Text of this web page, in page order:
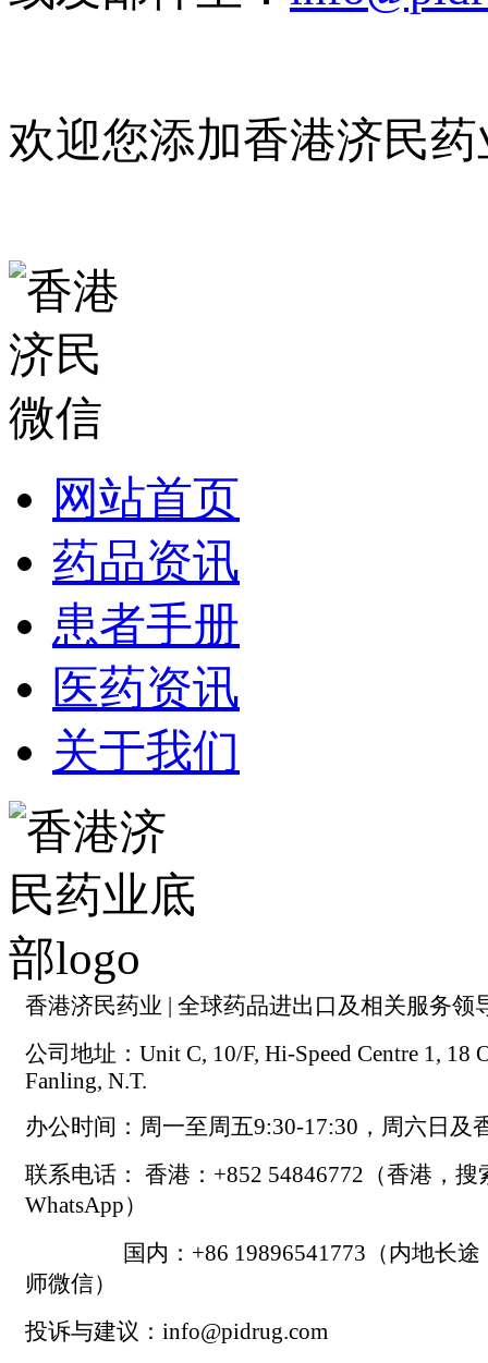
欢迎您添加香港济民
网站首页
药品资讯
患者手册
医药资讯
关于我们
香港济民药业 | 全球药品进出口及相关服务领
公司地址：Unit C, 10/F, Hi-Speed Centre 1, 18
Fanling, N.T.
办公时间：周一至周五9:30-17:30，周六日及
联系电话： 香港：+852 54846772（香港，搜
WhatsApp）
国内：+86 19896541773（内地长途
师微信）
投诉与建议：info@pidrug.com